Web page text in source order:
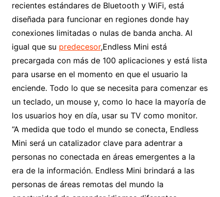
recientes estándares de Bluetooth y WiFi, está
diseñada para funcionar en regiones donde hay
conexiones limitadas o nulas de banda ancha. Al
igual que su predecesor,Endless Mini está
precargada con más de 100 aplicaciones y está lista
para usarse en el momento en que el usuario la
enciende. Todo lo que se necesita para comenzar es
un teclado, un mouse y, como lo hace la mayoría de
los usuarios hoy en día, usar su TV como monitor.
“A medida que todo el mundo se conecta, Endless
Mini será un catalizador clave para adentrar a
personas no conectada en áreas emergentes a la
era de la información. Endless Mini brindará a las
personas de áreas remotas del mundo la